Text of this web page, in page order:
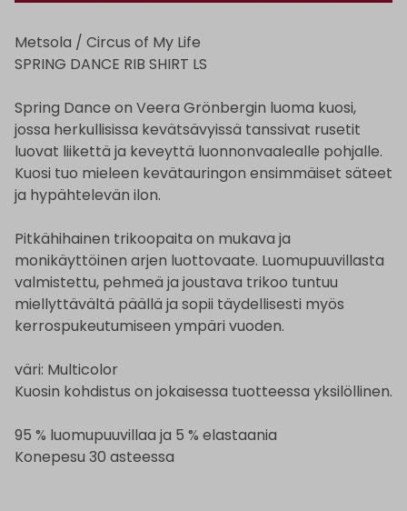
Metsola / Circus of My Life
SPRING DANCE RIB SHIRT LS
Spring Dance on Veera Grönbergin luoma kuosi,
jossa herkullisissa kevätsävyissä tanssivat rusetit
luovat liikettä ja keveyttä luonnonvaalealle pohjalle.
Kuosi tuo mieleen kevätauringon ensimmäiset säteet
ja hypähtelevän ilon.
Pitkähihainen trikoopaita on mukava ja
monikäyttöinen arjen luottovaate. Luomupuuvillasta
valmistettu, pehmeä ja joustava trikoo tuntuu
miellyttävältä päällä ja sopii täydellisesti myös
kerrospukeutumiseen ympäri vuoden.
väri: Multicolor
Kuosin kohdistus on jokaisessa tuotteessa yksilöllinen.
95 % luomupuuvillaa ja 5 % elastaania
Konepesu 30 asteessa